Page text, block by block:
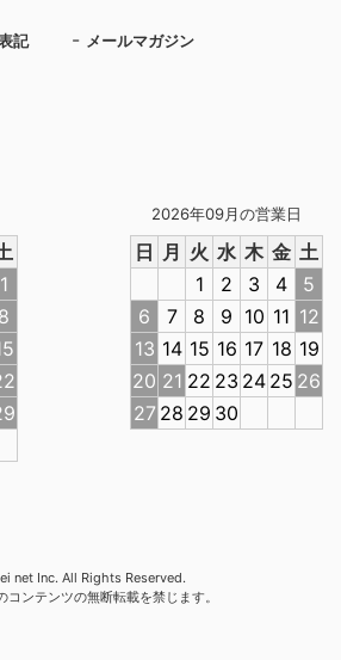
1
8
2026年09月の営業日
日 月 火 水 木 金 土
1
2 3 4
5
6
7 8 9 10 11 12
13 14 15 16 17 18 19
20 21 22 23 24 25 26
27 28 29 30
記 メールマガジン
net Inc. All Rights Reserved.
コンテンツの無断転載を禁じます。